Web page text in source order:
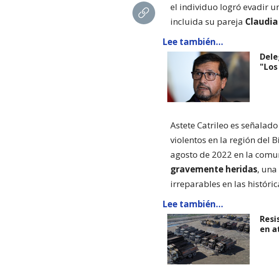
el individuo logró evadir
incluida su pareja
Lee también...
Astete Catrileo es
violentos en la región del
agosto de 2022 en la
gravemente heridas,
irreparables en las
Lee también...
en